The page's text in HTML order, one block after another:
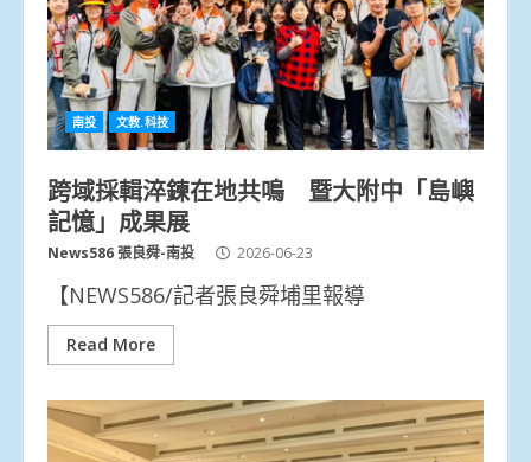
南投 文教.科技
跨域採輯淬鍊在地共鳴 暨大附中「島嶼
記憶」成果展
News586 張良舜-南投 2026-06-23
【NEWS586/記者張良舜埔里報導
Read More